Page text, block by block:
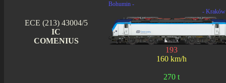
ECE (213) 43004/5
IC
COMENIUS
Bohumin -
- Kraków
193
160 km/h
270 t